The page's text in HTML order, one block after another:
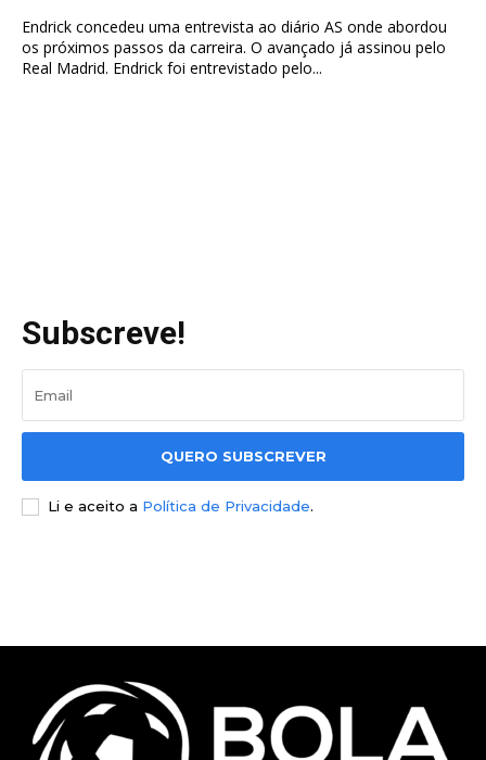
Endrick concedeu uma entrevista ao diário AS onde abordou
os próximos passos da carreira. O avançado já assinou pelo
Real Madrid. Endrick foi entrevistado pelo...
Subscreve!
QUERO SUBSCREVER
Li e aceito a Política de Privacidade.